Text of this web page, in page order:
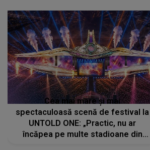
Cea mai mare și mai
spectaculoasă scenă de festival la
UNTOLD ONE: „Practic, nu ar
încăpea pe multe stadioane din
lume”. Evenimentul începe joi, 6
august 2026